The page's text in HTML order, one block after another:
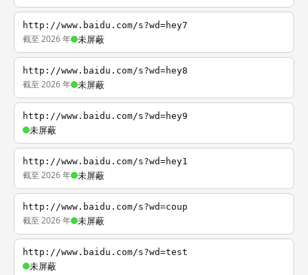
http://www.baidu.com/s?wd=hey7
截至 2026 年 未屏蔽
http://www.baidu.com/s?wd=hey8
截至 2026 年 未屏蔽
http://www.baidu.com/s?wd=hey9
未屏蔽
http://www.baidu.com/s?wd=hey1
截至 2026 年 未屏蔽
http://www.baidu.com/s?wd=coup
截至 2026 年 未屏蔽
http://www.baidu.com/s?wd=test
未屏蔽